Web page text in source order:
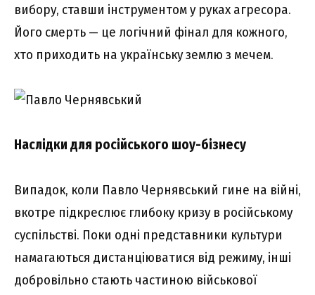
вибору, ставши інструментом у руках агресора.
Його смерть — це логічний фінал для кожного,
хто приходить на українську землю з мечем.
Наслідки для російського шоу-бізнесу
Випадок, коли Павло Чернявський гине на війні,
вкотре підкреслює глибоку кризу в російському
суспільстві. Поки одні представники культури
намагаються дистанціюватися від режиму, інші
добровільно стають частиною військової